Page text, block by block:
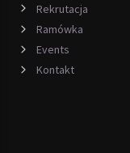
Rekrutacja
Ramówka
Events
Kontakt